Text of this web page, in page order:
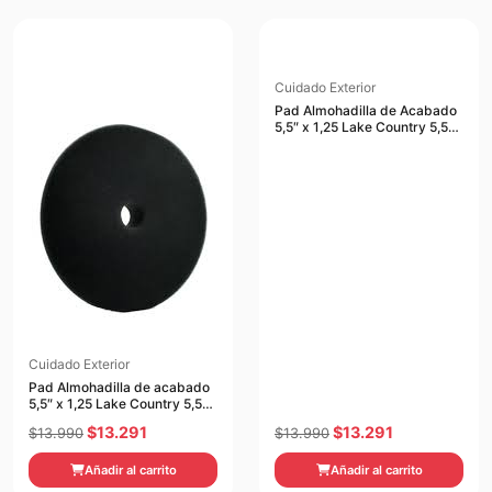
Cuidado Exterior
Pad Almohadilla de acabado
5,5″ x 1,25 Lake Country 5,5″
$13.990 El
precio
original
$13.291
precio
actual
Añadir al carrito
Cuidado Exterior
Pad Almohadilla de Acabado
5,5″ x 1,25 Lake Country 5,5″
$13.990 El
precio
original
$13.291
precio
actual
Añadir al carrito